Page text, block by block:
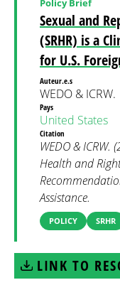
Sexual and
(SRHR) is a
for U.S.
Auteur.e.s
WEDO & ICRW.
Pays
United States
Citation
WEDO & ICRW.
Health and
Assistance.
POLICY SRHR
LINK TO